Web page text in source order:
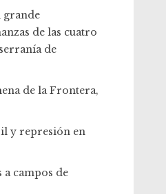
grande
de las cuatro
de
de la Frontera,
y represión en
a campos de